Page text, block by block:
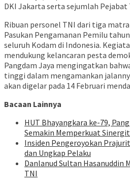
DKI Jakarta serta sejumlah
Ribuan personel TNI dari tiga
Pasukan Pengamanan Pemilu
seluruh Kodam di Indonesia.
mendukung kelancaran pesta
Pangdam Jaya mengingatkan
tinggi dalam mengamankan
akan digelar pada 14 Februari
Bacaan Lainnya
HUT Bhayangkara ke-79,
Semakin Memperkuat
Insiden Pengeroyokan
dan Ungkap Pelaku
Danlanud Sultan Hasanuddin
TNI